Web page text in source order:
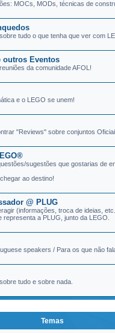
MOCs, MODs, técnicas de
tudo o que tenha que ver com
outros Eventos
da comunidade AFOL!
e o LEGO se unem!
"Reviews" sobre conjuntos
sugestões que gostarias de
ao destino!
@ PLUG
(informações, troca de ideias,
representa a PLUG, junto da LEGO.
speakers / Para os que não
tudo e sobre nada.
Temas